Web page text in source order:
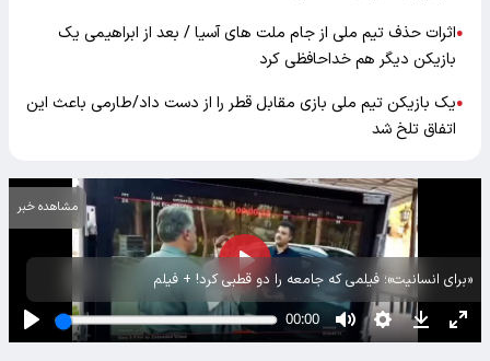
●اثرات حذف تیم ملی از جام ملت های آسیا / بعد از ابراهیمی یک
بازیکن دیگر هم خداحافظی کرد
●یک بازیکن تیم ملی بازی مقابل قطر را از دست داد/طارمی باعث این
اتفاق تلخ شد
«برای انسانیت»؛ فیلمی که جامعه را دو قطبی کرد! + فیلم
مشاهده خبر